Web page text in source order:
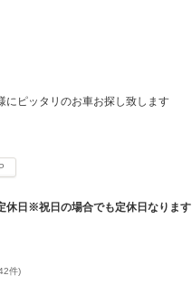
にピッタリのお車お探し致します
休日※祝日の場合でも定休日なります
件)